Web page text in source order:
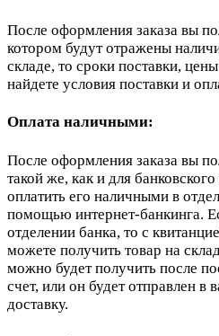
После оформления заказа вы
котором будут отражены
складе, то сроки поставки,
найдете условия поставки и
Оплата наличными:
После оформления заказа вы
такой же, как и для
оплатить его наличными в
помощью интернет-банкинга.
отделении банка, то с
можете получить товар на
можно будет получить после
счет, или он будет отправлен
доставку.